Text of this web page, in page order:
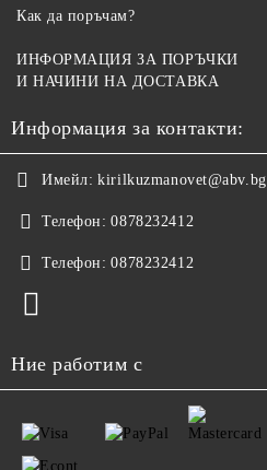
Как да поръчам?
ИНФОРМАЦИЯ ЗА ПОРЪЧКИ
И НАЧИНИ НА ДОСТАВКА
Информация за контакти:
Имейл: kirilkuzmanovet@abv.bg
Телефон: 0878232412
Телефон: 0878232412
Ние работим с